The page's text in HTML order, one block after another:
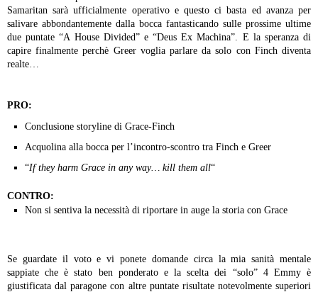
Samaritan sarà ufficialmente operativo e questo ci basta ed avanza per
salivare abbondantemente dalla bocca fantasticando sulle prossime ultime
due puntate “A House Divided” e “Deus Ex Machina”. E la speranza di
capire finalmente perchè Greer voglia parlare da solo con Finch diventa
realte…
PRO:
Conclusione storyline di Grace-Finch
Acquolina alla bocca per l’incontro-scontro tra Finch e Greer
“If they harm Grace in any way… kill them all“
CONTRO:
Non si sentiva la necessità di riportare in auge la storia con Grace
Se guardate il voto e vi ponete domande circa la mia sanità mentale
sappiate che è stato ben ponderato e la scelta dei “solo” 4 Emmy è
giustificata dal paragone con altre puntate risultate notevolmente superiori